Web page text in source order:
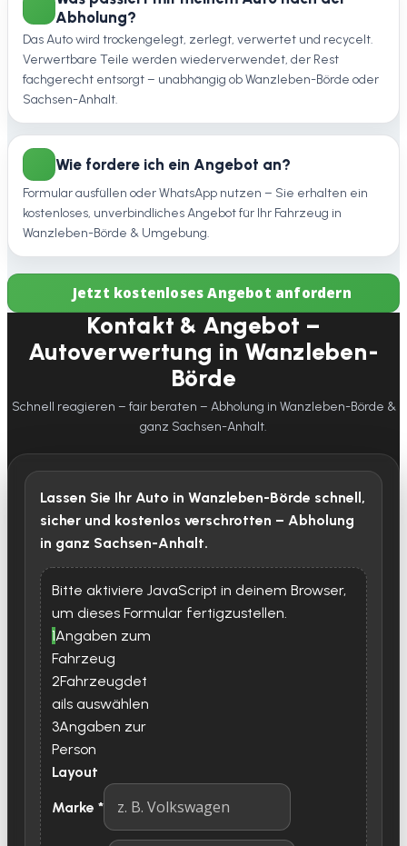
Abholung?
Das Auto wird trockengelegt, zerlegt, verwertet und recycelt.
Verwertbare Teile werden wiederverwendet, der Rest
fachgerecht entsorgt – unabhängig ob Wanzleben-Börde oder
Sachsen-Anhalt.
Wie fordere ich ein Angebot an?
Formular ausfüllen oder WhatsApp nutzen – Sie erhalten ein
kostenloses, unverbindliches Angebot für Ihr Fahrzeug in
Wanzleben-Börde & Umgebung.
Jetzt kostenloses Angebot anfordern
Kontakt & Angebot –
Autoverwertung in Wanzleben-
Börde
Schnell reagieren – fair beraten – Abholung in Wanzleben-Börde &
ganz Sachsen-Anhalt.
Lassen Sie Ihr Auto in Wanzleben-Börde schnell,
sicher und kostenlos verschrotten – Abholung
in ganz Sachsen-Anhalt.
Bitte aktiviere JavaScript in deinem Browser,
um dieses Formular fertigzustellen.
1Angaben zum
Fahrzeug
2Fahrzeugdet
ails auswählen
3Angaben zur
Person
Layout
Marke *